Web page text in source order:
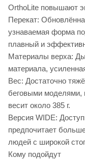
OrthoLite повышают
Перекат:
узнаваемая форма
плавный и
Материалы верха:
материала,
Вес: Достаточно
беговыми моделями,
весит около 385 г.
Версия WIDE:
предпочитает
людей с широкой
Кому подойдут